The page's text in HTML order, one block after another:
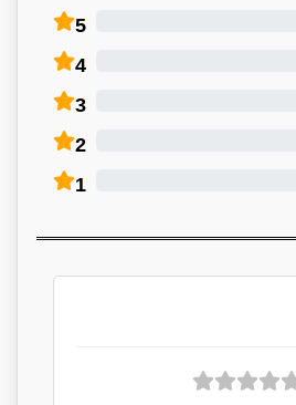
5
4
3
2
1